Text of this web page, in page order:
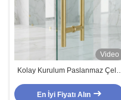
Video
Kolay Kurulum Paslanmaz Çelik
Uzun İtme Çekme Kolu
En İyi Fiyatı Alın